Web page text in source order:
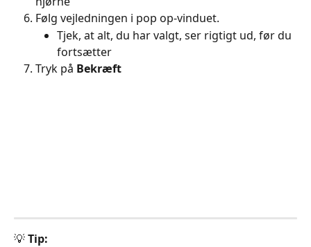
Følg vejledningen i pop op-vinduet.
Tjek, at alt, du har valgt, ser rigtigt ud, før du
fortsætter
Tryk på Bekræft
💡 Tip: